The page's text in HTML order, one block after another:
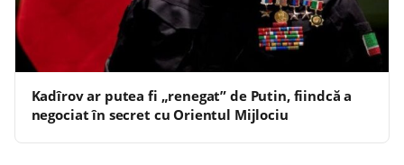
Kadîrov ar putea fi „renegat” de Putin, fiindcă a
negociat în secret cu Orientul Mijlociu